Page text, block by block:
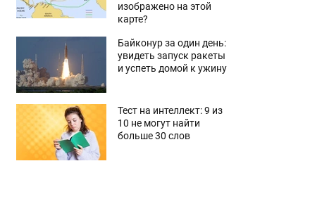
изображено на этой
карте?
Байконур за один день:
увидеть запуск ракеты
и успеть домой к ужину
Тест на интеллект: 9 из
10 не могут найти
больше 30 слов